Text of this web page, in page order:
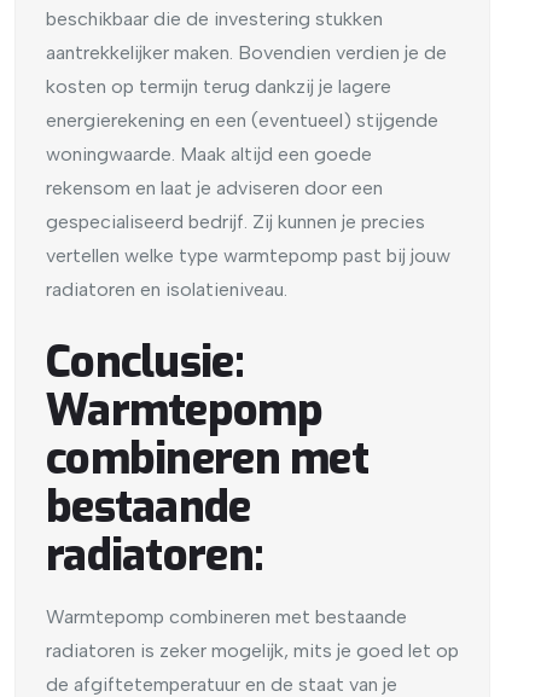
beschikbaar die de investering stukken
aantrekkelijker maken. Bovendien verdien je de
kosten op termijn terug dankzij je lagere
energierekening en een (eventueel) stijgende
woningwaarde. Maak altijd een goede
rekensom en laat je adviseren door een
gespecialiseerd bedrijf. Zij kunnen je precies
vertellen welke type warmtepomp past bij jouw
radiatoren en isolatieniveau.
Conclusie:
Warmtepomp
combineren met
bestaande
radiatoren:
Warmtepomp combineren met bestaande
radiatoren is zeker mogelijk, mits je goed let op
de afgiftetemperatuur en de staat van je